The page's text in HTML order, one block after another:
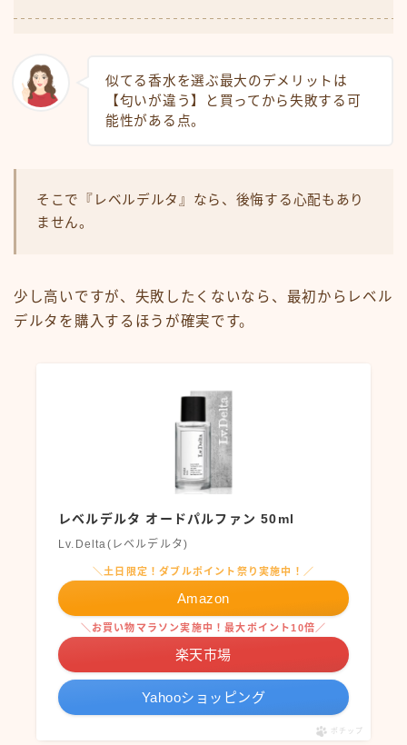
似てる香水を選ぶ最大のデメリットは
【匂いが違う】と買ってから失敗する可
能性がある点。
そこで『レベルデルタ』なら、後悔する心配もあり
ません。
少し高いですが、失敗したくないなら、最初からレベル
デルタを購入するほうが確実です。
レベルデルタ オードパルファン 50ml
Lv.Delta(レベルデルタ)
＼土日限定！ダブルポイント祭り実施中！／
Amazon
＼お買い物マラソン実施中！最大ポイント10倍／
楽天市場
Yahooショッピング
ポチップ